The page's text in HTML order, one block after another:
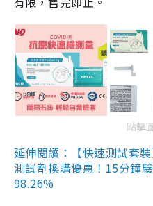
點擊
延伸閱讀：【快速測試套
測試劑換購優惠！15分鐘
98.26%